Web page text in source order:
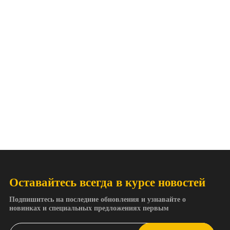
Оставайтесь всегда в курсе новостей
Подпишитесь на последние обновления и узнавайте о
новинках и специальных предложениях первым